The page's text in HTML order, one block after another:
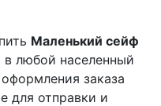
Маленький сейф
в любой населенный
заказа
для отправки и